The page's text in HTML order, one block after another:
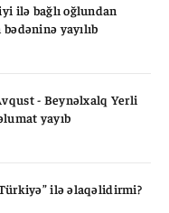
ilə bağlı oğlundan
yayılıb
- Beynəlxalq Yerli
yayıb
ilə əlaqəlidirmi?